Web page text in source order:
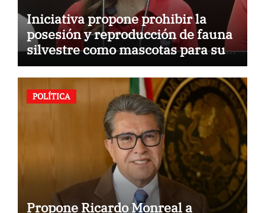
Iniciativa propone prohibir la
posesión y reproducción de fauna
silvestre como mascotas para su
comercialización
POLÍTICA
Propone Ricardo Monreal a